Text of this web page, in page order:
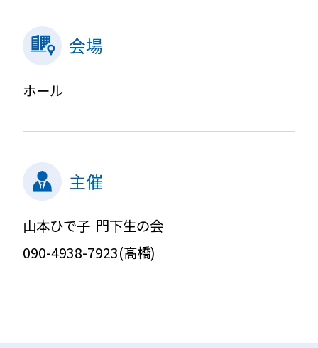
会場
ホール
主催
山本ひで子 門下生の会
090-4938-7923(髙橋)